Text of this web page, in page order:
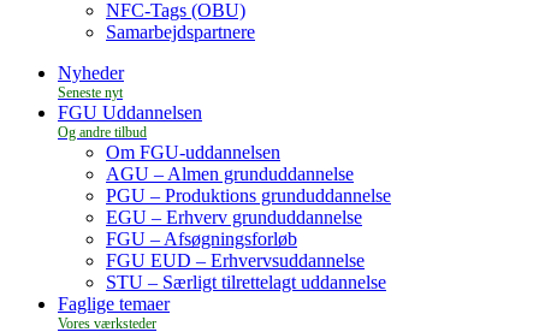
NFC-Tags (OBU)
Samarbejdspartnere
Nyheder
FGU Uddannelsen
Om FGU-uddannelsen
AGU – Almen grunduddannelse
PGU – Produktions grunduddannelse
EGU – Erhverv grunduddannelse
FGU – Afsøgningsforløb
FGU EUD – Erhvervsuddannelse
STU – Særligt tilrettelagt uddannelse
Faglige temaer